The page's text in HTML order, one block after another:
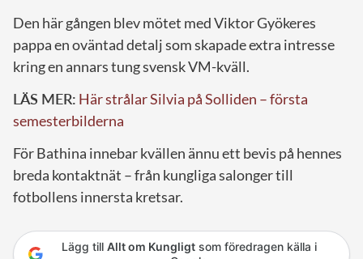
Den här gången blev mötet med Viktor Gyökeres
pappa en oväntad detalj som skapade extra intresse
kring en annars tung svensk VM-kväll.
LÄS MER: Här strålar Silvia på Solliden – första
semesterbilderna
För Bathina innebar kvällen ännu ett bevis på hennes
breda kontaktnät – från kungliga salonger till
fotbollens innersta kretsar.
Lägg till Allt om Kungligtsom föredragen källa i